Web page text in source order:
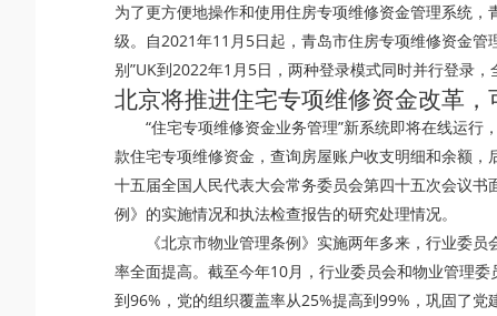
为了更方便地操作和使用住房专项维修资金管理系统
级。自2021年11月5日起，青岛市住房专项维修资金管
别”UK到2022年1月5日，两种登录模式同时并行登录，
北京将推进住宅专项维修资金改革
“住宅专项维修资金业务管理”新系统即将在线运
款住宅专项维修资金，查询房屋账户收支明细和余额
十五届全国人民代表大会常务委员会第四十五次会议
例》的实施情况和执法检查报告的研究处理情况。
《北京市物业管理条例》实施两年多来，行业委
率全面提高。截至今年10月，行业委员会和物业管理
到96%，党的组织覆盖率从25%提高到99%，巩固了党